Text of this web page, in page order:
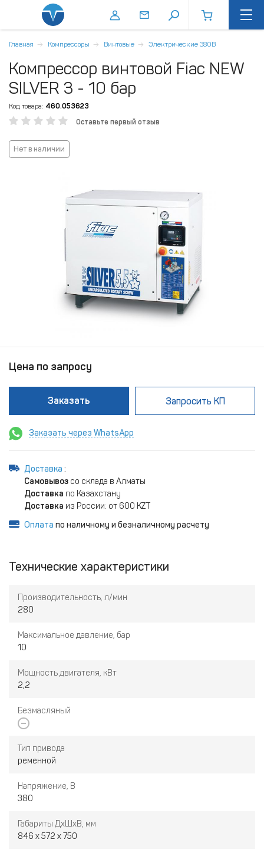
Главная Компрессоры Винтовые Электрические 380В
Компрессор винтовой Fiac NEW
SILVER 3 - 10 бар
Код товара: 460.053623
Оставьте первый отзыв
Нет в наличии
Цена по запросу
Заказать Запросить КП
Заказать через WhatsApp
Доставка :
Самовывоз со склада в Алматы
Доставка по Казахстану
Доставка из России: от 600 KZT
Оплата по наличному и безналичному расчету
Технические характеристики
Производительность, л/мин
280
Максимальное давление, бар
10
Мощность двигателя, кВт
2,2
Безмасляный
Тип привода
ременной
Напряжение, В
380
Габариты ДхШхВ, мм
846 х 572 х 750